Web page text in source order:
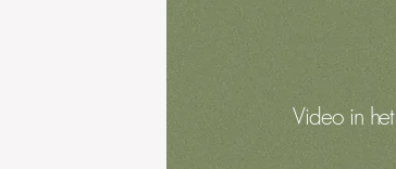
Video in het